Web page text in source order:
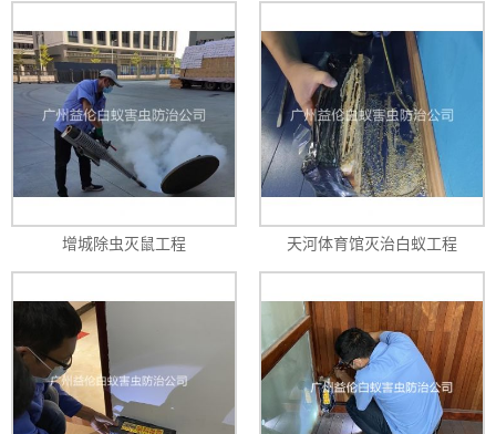
增城除虫灭鼠工程 天河体育馆灭治白蚁工程